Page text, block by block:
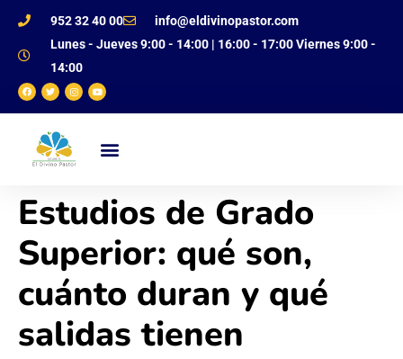
952 32 40 00
info@eldivinopastor.com
Lunes - Jueves 9:00 - 14:00 | 16:00 - 17:00 Viernes 9:00 -
14:00
Estudios de Grado
Superior: qué son,
cuánto duran y qué
salidas tienen